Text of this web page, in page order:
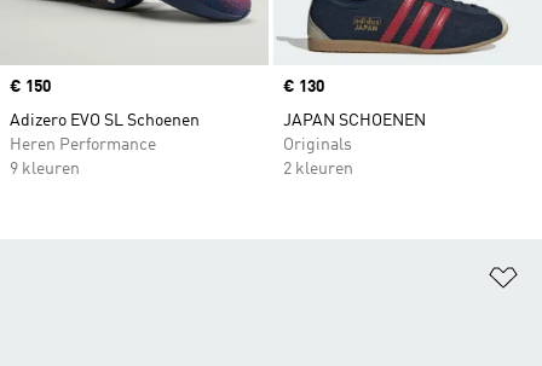
Price
€ 150
Adizero EVO SL Schoenen
Heren Performance
9 kleuren
Price
€ 130
JAPAN SCHOENEN
Originals
2 kleuren